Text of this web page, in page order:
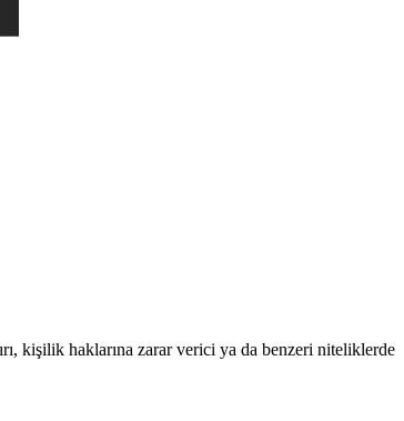
kişilik haklarına zarar verici ya da benzeri niteliklerde